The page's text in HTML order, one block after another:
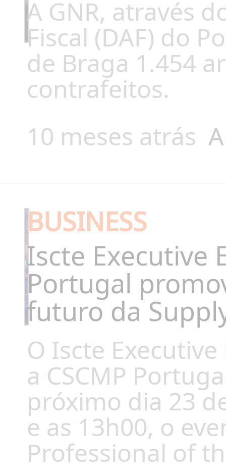
A GNR, através
Fiscal (DAF) do
de Braga 1.454
contrafeitos.
10 meses atrás
BUSINESS
Iscte Executive
Portugal
futuro da
O Iscte
a CSCMP
próximo dia 23
e as 13h00, o
Professional of